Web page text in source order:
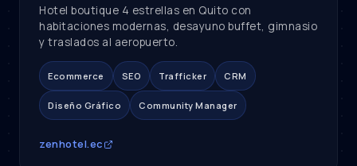
Hotel boutique 4 estrellas en Quito con
habitaciones modernas, desayuno buffet, gimnasio
y traslados al aeropuerto.
Ecommerce SEO Trafficker CRM
Diseño Gráfico Community Manager
zenhotel.ec